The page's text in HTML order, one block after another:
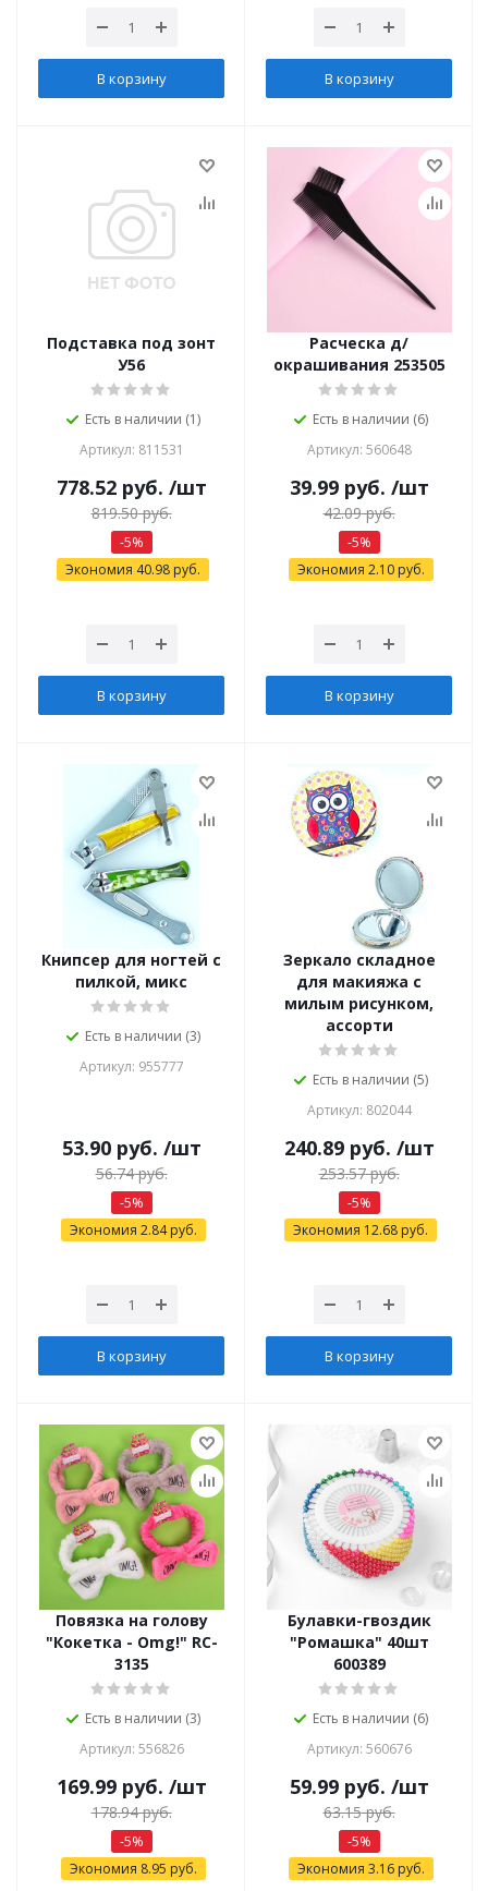
В корзину В корзину
Подставка под зонт
У56
Есть в наличии (1)
Артикул: 811531
778.52руб. /шт
819.50руб.
-5%
Экономия 40.98 руб.
В корзину
Расческа д/
окрашивания 253505
Есть в наличии (6)
Артикул: 560648
39.99руб. /шт
42.09руб.
-5%
Экономия 2.10руб.
В корзину
Книпсер для ногтей с
пилкой, микс
Есть в наличии (3)
Артикул: 955777
53.90руб. /шт
56.74руб.
-5%
Экономия 2.84руб.
В корзину
Зеркало складное
для макияжа с
милым рисунком,
ассорти
Есть в наличии (5)
Артикул: 802044
240.89руб. /шт
253.57руб.
-5%
Экономия 12.68 руб.
В корзину
Повязка на голову
"Кокетка - Omg!" RC-
3135
Есть в наличии (3)
Артикул: 556826
169.99руб. /шт
178.94руб.
-5%
Экономия 8.95 руб.
Булавки-гвоздик
"Ромашка" 40шт
600389
Есть в наличии (6)
Артикул: 560676
59.99руб. /шт
63.15руб.
-5%
Экономия 3.16руб.